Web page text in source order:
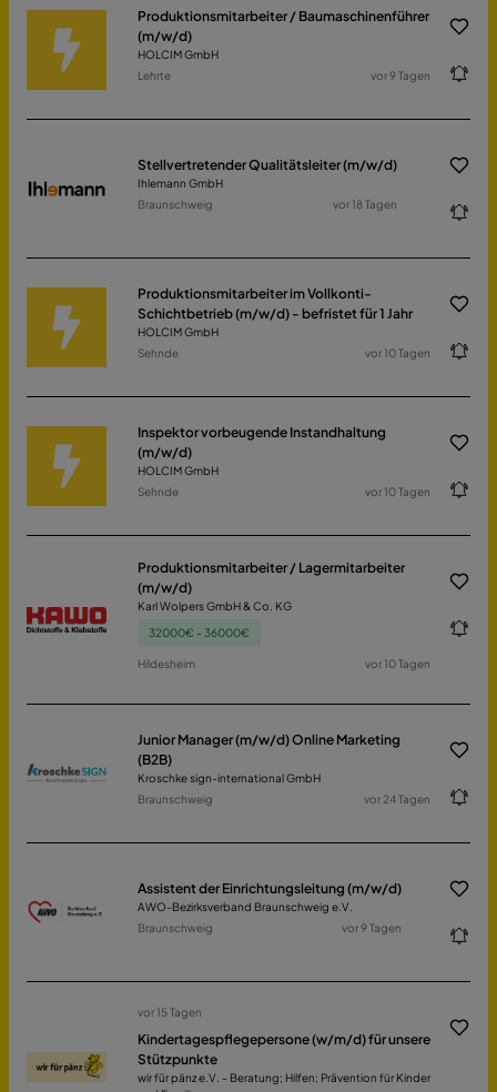
Produktionsmitarbeiter / Baumaschinenführer
(m/w/d)
HOLCIM GmbH
Lehrte
vor 9 Tagen
Stellvertretender Qualitätsleiter (m/w/d)
Ihlemann GmbH
Braunschweig
vor 18 Tagen
Produktionsmitarbeiter im Vollkonti-
Schichtbetrieb (m/w/d) - befristet für 1 Jahr
HOLCIM GmbH
Sehnde
vor 10 Tagen
Inspektor vorbeugende Instandhaltung
(m/w/d)
HOLCIM GmbH
Sehnde
vor 10 Tagen
Produktionsmitarbeiter / Lagermitarbeiter
(m/w/d)
Karl Wolpers GmbH & Co. KG
32000€ - 36000€
Hildesheim vor 10 Tagen
Junior Manager (m/w/d) Online Marketing
(B2B)
Kroschke sign-international GmbH
Braunschweig
vor 24 Tagen
Assistent der Einrichtungsleitung (m/w/d)
AWO-Bezirksverband Braunschweig e.V.
Braunschweig
vor 9 Tagen
vor 15 Tagen
Kindertagespflegepersone (w/m/d) für unsere
Stützpunkte
wir für pänz e.V. - Beratung; Hilfen; Prävention für Kinder